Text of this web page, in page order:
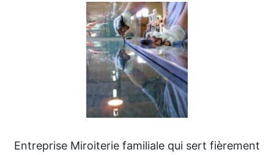
Entreprise Miroiterie familiale qui sert fièrement